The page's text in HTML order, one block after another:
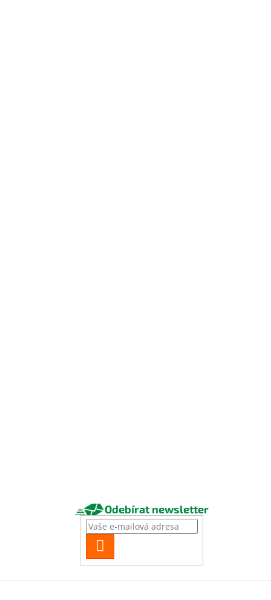
Odebírat newsletter
SE